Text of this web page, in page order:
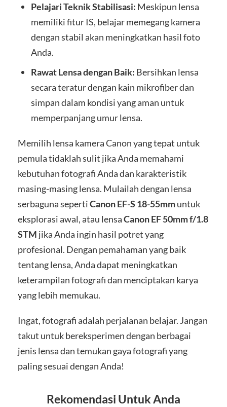
Pelajari Teknik Stabilisasi: Meskipun lensa
memiliki fitur IS, belajar memegang kamera
dengan stabil akan meningkatkan hasil foto
Anda.
Rawat Lensa dengan Baik: Bersihkan lensa
secara teratur dengan kain mikrofiber dan
simpan dalam kondisi yang aman untuk
memperpanjang umur lensa.
Memilih lensa kamera Canon yang tepat untuk
pemula tidaklah sulit jika Anda memahami
kebutuhan fotografi Anda dan karakteristik
masing-masing lensa. Mulailah dengan lensa
serbaguna sepertiCanon EF-S 18-55mmuntuk
eksplorasi awal, atau lensaCanon EF 50mm f/1.8
STM jika Anda ingin hasil potret yang
profesional. Dengan pemahaman yang baik
tentang lensa, Anda dapat meningkatkan
keterampilan fotografi dan menciptakan karya
yang lebih memukau.
Ingat, fotografi adalah perjalanan belajar. Jangan
takut untuk bereksperimen dengan berbagai
jenis lensa dan temukan gaya fotografi yang
paling sesuai dengan Anda!
Rekomendasi Untuk Anda